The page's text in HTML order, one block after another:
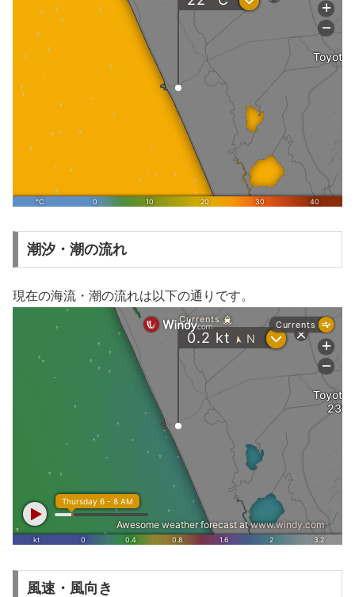
潮汐・潮の流れ
現在の海流・潮の流れは以下の通りです。
風速・風向き